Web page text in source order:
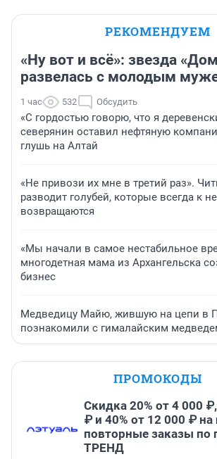
РЕКОМЕНДУЕМ
«Ну вот и всё»: звезда
развелась с молодым
1 час 532 Обсудить
«С гордостью говорю, что я
северянин оставил нефтяную
глушь на Алтай
«Не привози их мне в третий раз».
разводит голубей, которые всегда к
возвращаются
«Мы начали в самое нестабильное
многодетная мама из Архангельска
бизнес
Медведицу Майю, жившую на цепи в
познакомили с гималайским
ПРОМОКОДЫ
Скидка 20% от 4 000
₽ и 40% от 12 000 ₽
повторные заказы по
ТРЕНД